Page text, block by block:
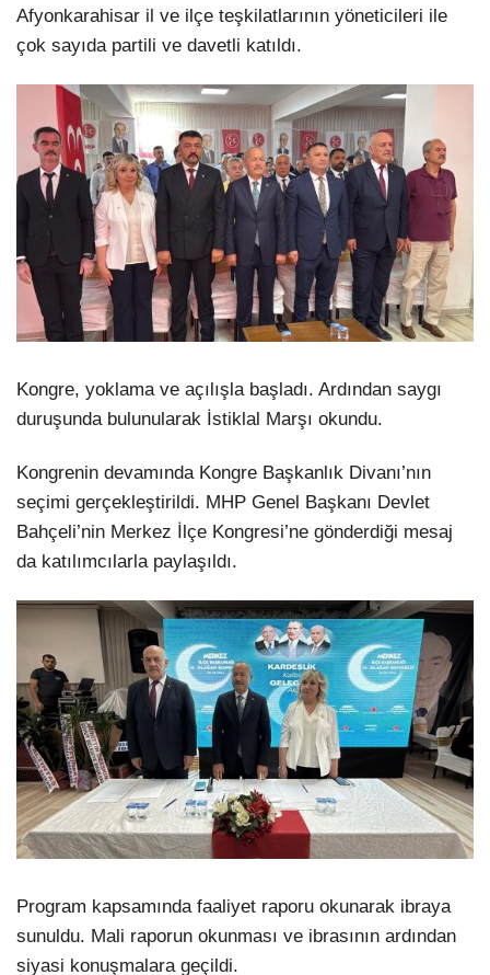
Afyonkarahisar il ve ilçe teşkilatlarının yöneticileri ile
çok sayıda partili ve davetli katıldı.
Kongre, yoklama ve açılışla başladı. Ardından saygı
duruşunda bulunularak İstiklal Marşı okundu.
Kongrenin devamında Kongre Başkanlık Divanı’nın
seçimi gerçekleştirildi. MHP Genel Başkanı Devlet
Bahçeli’nin Merkez İlçe Kongresi’ne gönderdiği mesaj
da katılımcılarla paylaşıldı.
Program kapsamında faaliyet raporu okunarak ibraya
sunuldu. Mali raporun okunması ve ibrasının ardından
siyasi konuşmalara geçildi.